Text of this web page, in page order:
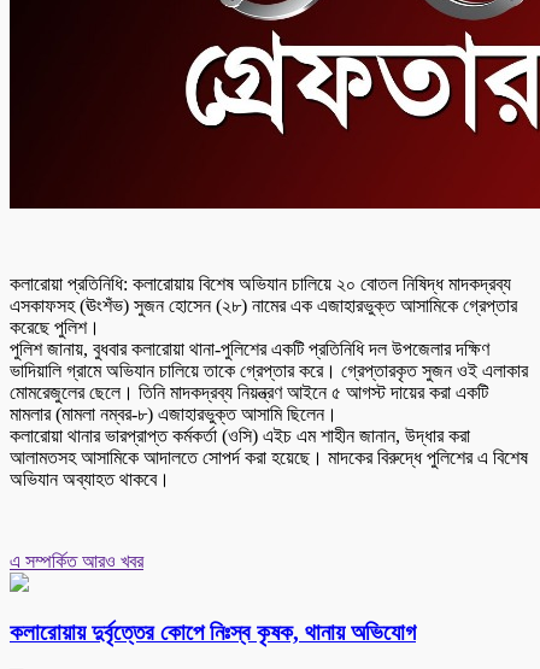
কলারোয়া প্রতিনিধি: কলারোয়ায় বিশেষ অভিযান চালিয়ে ২০ বোতল নিষিদ্ধ মাদকদ্রব্য
এসকাফসহ (ঊংশঁভ) সুজন হোসেন (২৮) নামের এক এজাহারভুক্ত আসামিকে গ্রেপ্তার
করেছে পুলিশ।
পুলিশ জানায়, বুধবার কলারোয়া থানা-পুলিশের একটি প্রতিনিধি দল উপজেলার দক্ষিণ
ভাদিয়ালি গ্রামে অভিযান চালিয়ে তাকে গ্রেপ্তার করে। গ্রেপ্তারকৃত সুজন ওই এলাকার
মোমরেজুলের ছেলে। তিনি মাদকদ্রব্য নিয়ন্ত্রণ আইনে ৫ আগস্ট দায়ের করা একটি
মামলার (মামলা নম্বর-৮) এজাহারভুক্ত আসামি ছিলেন।
কলারোয়া থানার ভারপ্রাপ্ত কর্মকর্তা (ওসি) এইচ এম শাহীন জানান, উদ্ধার করা
আলামতসহ আসামিকে আদালতে সোপর্দ করা হয়েছে। মাদকের বিরুদ্ধে পুলিশের এ বিশেষ
অভিযান অব্যাহত থাকবে।
এ সম্পর্কিত আরও খবর
কলারোয়ায় দুর্বৃত্তের কোপে নিঃস্ব কৃষক, থানায় অভিযোগ